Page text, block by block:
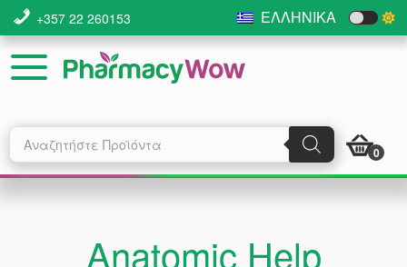
Skip
to
main
Skip
to
primary
Skip
to
footer
+357 22 260153 ΕΛΛΗΝΙΚΆ
Products
search 0
Anatomic Help